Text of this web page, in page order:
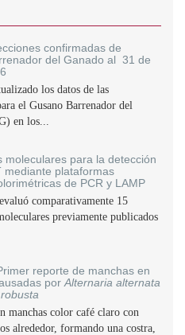
confirmadas de
del Ganado al 31 de
los datos de las
el Gusano Barrenador del
en los...
moleculares para la detección
mediante plataformas
de PCR y LAMP
comparativamente 15
previamente publicados
reporte de manchas en
por Alternaria alternata
manchas color café claro con
alrededor, formando una costra,